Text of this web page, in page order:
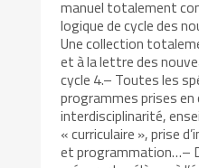
manuel totalement
logique de cycle des
Une collection
et à la lettre des
cycle 4.– Toutes les
programmes prises en
interdisciplinarité,
« curriculaire », prise
et programmation…–